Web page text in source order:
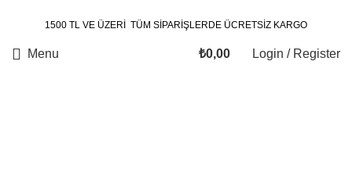
1500 TL VE ÜZERİ TÜM SİPARİŞLERDE ÜCRETSİZ KARGO
Menu ₺0,00 Login / Register